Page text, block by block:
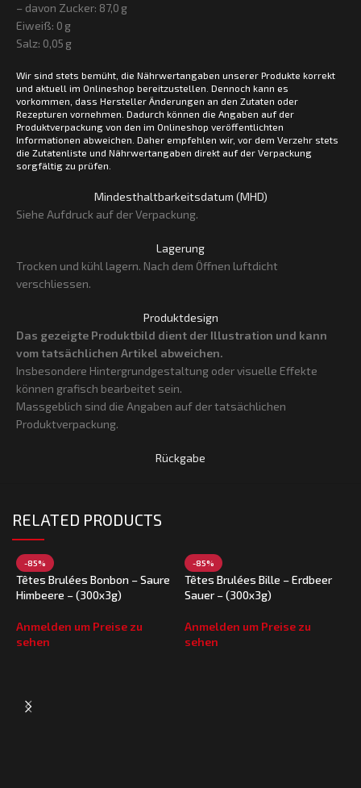
– davon Zucker: 87,0 g
Eiweiß: 0 g
Salz: 0,05 g
Wir sind stets bemüht, die Nährwertangaben unserer Produkte korrekt
und aktuell im Onlineshop bereitzustellen. Dennoch kann es
vorkommen, dass Hersteller Änderungen an den Zutaten oder
Rezepturen vornehmen. Dadurch können die Angaben auf der
Produktverpackung von den im Onlineshop veröffentlichten
Informationen abweichen. Daher empfehlen wir, vor dem Verzehr stets
die Zutatenliste und Nährwertangaben direkt auf der Verpackung
sorgfältig zu prüfen.
Mindesthaltbarkeitsdatum (MHD)
Siehe Aufdruck auf der Verpackung.
Lagerung
Trocken und kühl lagern. Nach dem Öffnen luftdicht
verschliessen.
Produktdesign
Das gezeigte Produktbild dient der Illustration und kann
vom tatsächlichen Artikel abweichen.
Insbesondere Hintergrundgestaltung oder visuelle Effekte
können grafisch bearbeitet sein.
Massgeblich sind die Angaben auf der tatsächlichen
Produktverpackung.
Rückgabe
RELATED PRODUCTS
-85%
Têtes Brulées Bonbon – Saure
Himbeere – (300x3g)
Anmelden um Preise zu
sehen
-85%
Têtes Brulées Bille – Erdbeer
Sauer – (300x3g)
Anmelden um Preise zu
sehen